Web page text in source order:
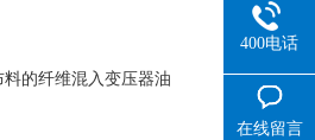
的纤维混入变压器油
400电话
在线留言